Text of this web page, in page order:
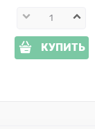
КУПИТЬ